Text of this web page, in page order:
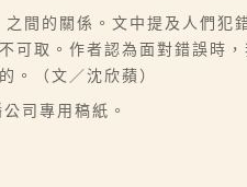
間的關係。文中提及人們
可取。作者認為面對錯誤時
。（文／沈欣蘋）
司專用稿紙。